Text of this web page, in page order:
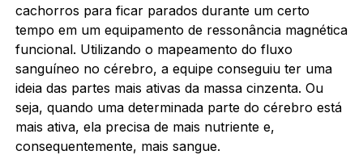
cachorros para ficar parados durante um certo
tempo em um equipamento de ressonância magnética
funcional. Utilizando o mapeamento do fluxo
sanguíneo no cérebro, a equipe conseguiu ter uma
ideia das partes mais ativas da massa cinzenta. Ou
seja, quando uma determinada parte do cérebro está
mais ativa, ela precisa de mais nutriente e,
consequentemente, mais sangue.